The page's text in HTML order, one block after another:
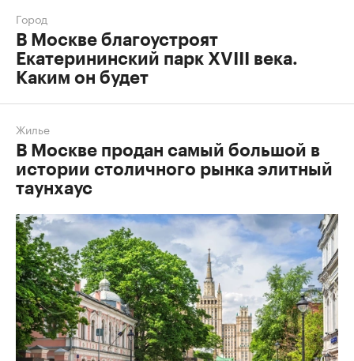
Город
В Москве благоустроят
Екатерининский парк XVIII века.
Каким он будет
Жилье
В Москве продан самый большой в
истории столичного рынка элитный
таунхаус